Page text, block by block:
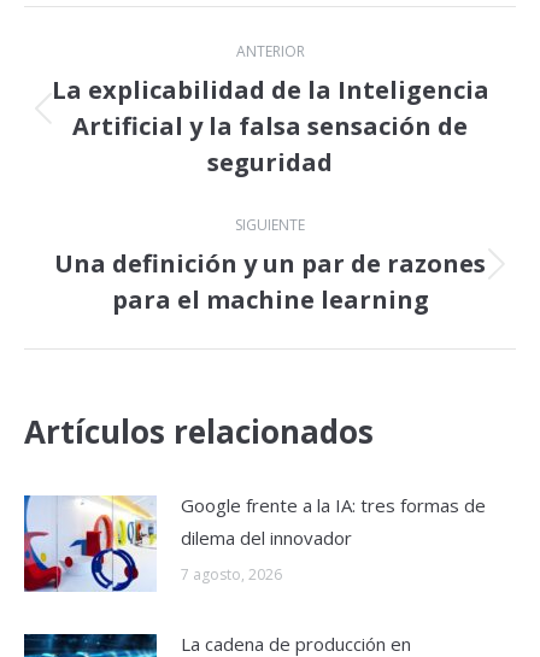
Navegación
entre
publicaciones
ANTERIOR
Publicación
anterior:
La explicabilidad de la Inteligencia
Artificial y la falsa sensación de
seguridad
SIGUIENTE
Publicación
siguiente:
Una definición y un par de razones
para el machine learning
Artículos relacionados
Google frente a la IA: tres formas de
dilema del innovador
7 agosto, 2026
La cadena de producción en